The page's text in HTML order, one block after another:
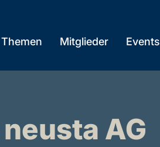
Themen Mitglieder Events
AG